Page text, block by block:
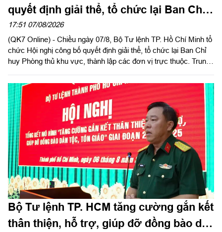
quyết định giải thể, tổ chức lại Ban Chỉ
huy PTKV, thành lập các đơn vị trực
thuộc
17:51 07/08/2026
(QK7 Online) - Chiều ngày 07/8, Bộ Tư lệnh TP. Hồ Chí Minh tổ
chức Hội nghị công bố quyết định giải thể, tổ chức lại Ban Chỉ
huy Phòng thủ khu vực, thành lập các đơn vị trực thuộc. Trung
Ủy viên Quân ủy Trung ương, Phó Bí thư Đảng ủy, Tư lệnh
Quân khu dự, chỉ đạo hội nghị. Thiếu tướng Vũ Văn Điền, Ủy
viên Ban Thường vụ Thành ủy, Tư lệnh Bộ Tư lệnh TP. Hồ Chí
Minh chủ trì hội nghị.
Bộ Tư lệnh TP. HCM tăng cường gắn kết
thân thiện, hỗ trợ, giúp đỡ đồng bào dân